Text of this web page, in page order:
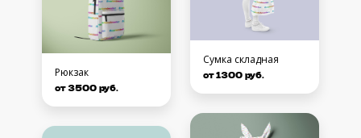
Рюкзак
от 3500 руб.
Сумка складная
от 1300 руб.